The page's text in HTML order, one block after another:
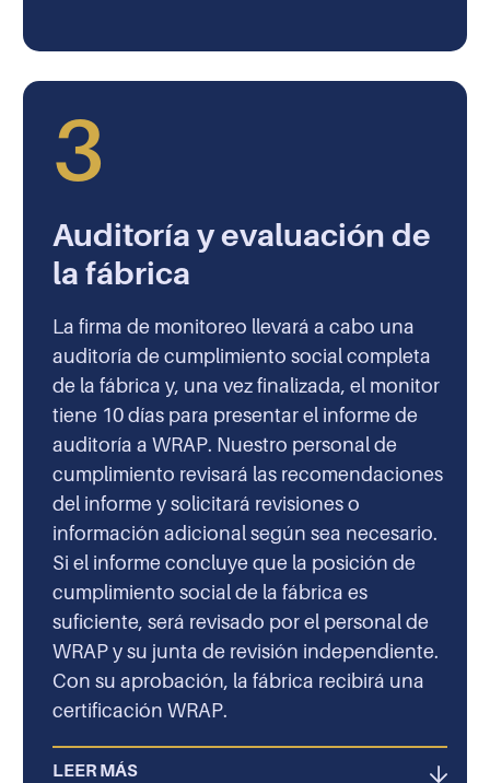
3
Auditoría y evaluación de
la fábrica
La firma de monitoreo llevará a cabo una
auditoría de cumplimiento social completa
de la fábrica y, una vez finalizada, el monitor
tiene 10 días para presentar el informe de
auditoría a WRAP. Nuestro personal de
cumplimiento revisará las recomendaciones
del informe y solicitará revisiones o
información adicional según sea necesario.
Si el informe concluye que la posición de
cumplimiento social de la fábrica es
suficiente, será revisado por el personal de
WRAP y su junta de revisión independiente.
Con su aprobación, la fábrica recibirá una
certificación WRAP.
LEER MÁS